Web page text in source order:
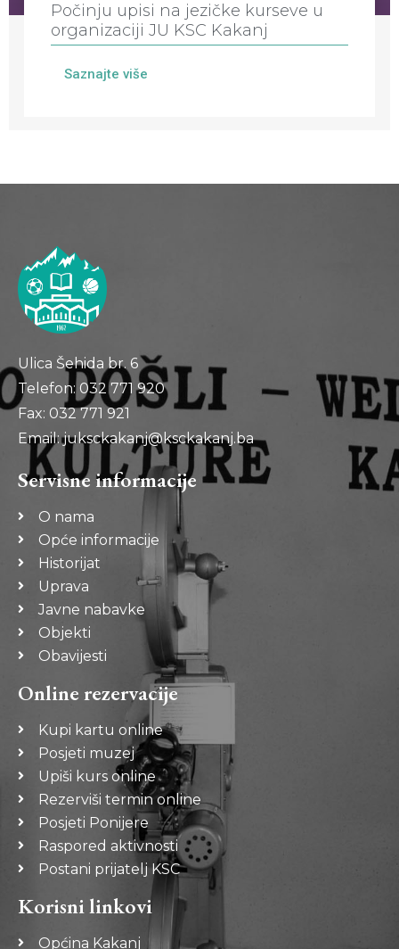
Počinju upisi na jezičke kurseve u
organizaciji JU KSC Kakanj
Saznajte više
Ulica Šehida br. 6
Telefon: 032 771 920
Fax: 032 771 921
Email: juksckakanj@ksckakanj.ba
Servisne informacije
O nama
Opće informacije
Historijat
Uprava
Javne nabavke
Objekti
Obavijesti
Online rezervacije
Kupi kartu online
Posjeti muzej
Upiši kurs online
Rezerviši termin online
Posjeti Ponijere
Raspored aktivnosti
Postani prijatelj KSC
Korisni linkovi
Općina Kakanj